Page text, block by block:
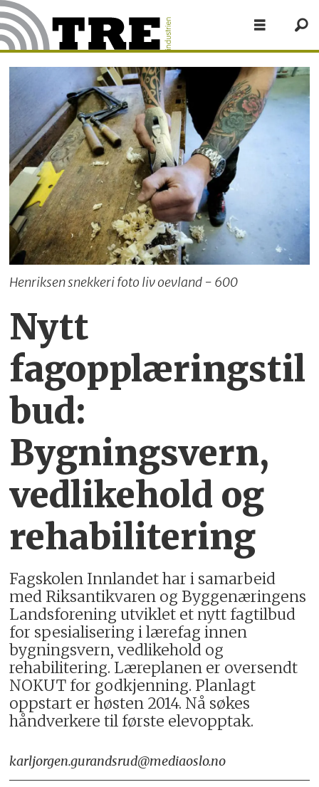
Henriksen snekkeri foto liv oevland - 600
Nytt
fagopplæringstil
bud:
Bygningsvern,
vedlikehold og
rehabilitering
Fagskolen Innlandet har i samarbeid
med Riksantikvaren og Byggenæringens
Landsforening utviklet et nytt fagtilbud
for spesialisering i lærefag innen
bygningsvern, vedlikehold og
rehabilitering. Læreplanen er oversendt
NOKUT for godkjenning. Planlagt
oppstart er høsten 2014. Nå søkes
håndverkere til første elevopptak.
karljorgen.gurandsrud@mediaoslo.no